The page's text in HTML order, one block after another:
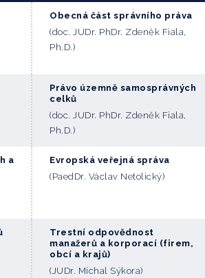
a
Obecná část správního práva
(doc. JUDr. PhDr. Zdeněk Fiala,
Ph.D.)
Právo územně samosprávných
celků
(doc. JUDr. PhDr. Zdeněk Fiala,
Ph.D.)
Evropská veřejná správa
(PaedDr. Václav Netolický)
Trestní odpovědnost
manažerů a korporací (firem,
obcí a krajů)
(JUDr. Michal Sýkora)